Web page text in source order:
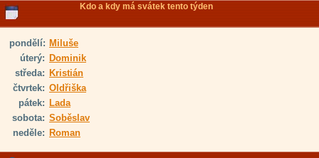
Kdo a kdy má svátek tento týden
pondělí: Miluše
úterý: Dominik
středa: Kristián
čtvrtek: Oldřiška
pátek: Lada
sobota: Soběslav
neděle: Roman